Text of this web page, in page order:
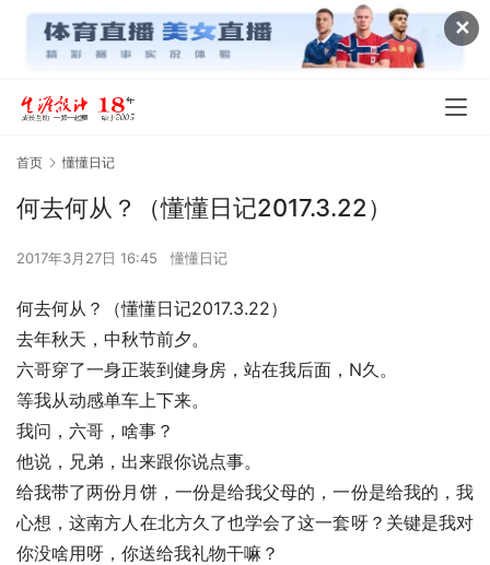
✕
首页 懂懂日记
何去何从？（懂懂日记2017.3.22）
2017年3月27日 16:45 懂懂日记
何去何从？（懂懂日记2017.3.22）
去年秋天，中秋节前夕。
六哥穿了一身正装到健身房，站在我后面，N久。
等我从动感单车上下来。
我问，六哥，啥事？
他说，兄弟，出来跟你说点事。
给我带了两份月饼，一份是给我父母的，一份是给我的，我
心想，这南方人在北方久了也学会了这一套呀？关键是我对
你没啥用呀，你送给我礼物干嘛？